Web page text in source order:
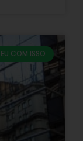
EU COM ISSO